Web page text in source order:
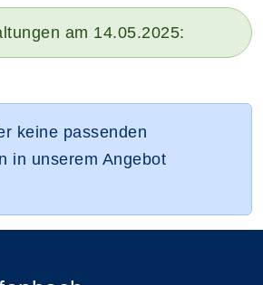
am 14.05.2025:
keine passenden
in unserem Angebot